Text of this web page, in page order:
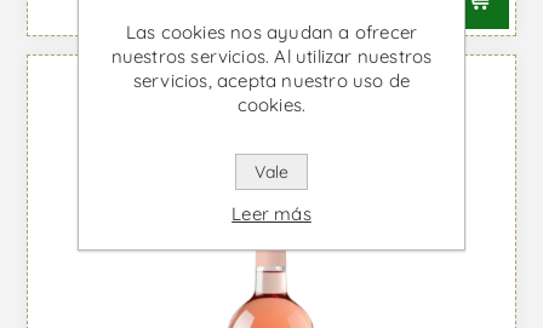
Las cookies nos ayudan a ofrecer
nuestros servicios. Al utilizar nuestros
servicios, acepta nuestro uso de
cookies.
Vale
Leer más